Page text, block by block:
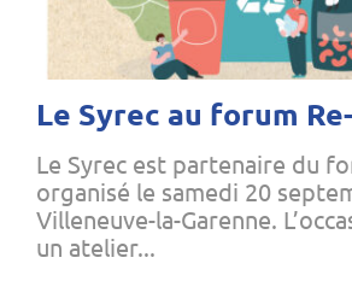
Le Syrec au forum
Le Syrec est partenaire du
organisé le samedi 20
Villeneuve-la-Garenne.
un atelier...